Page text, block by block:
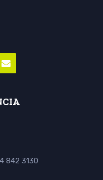
842 3130